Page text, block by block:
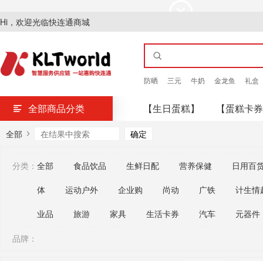
Hi，欢迎光临快连通商城
防晒 三元 牛奶 金龙鱼 礼盒
全部商品分类 【生日蛋糕】 【蛋糕卡
全部
分类： 全部 食品饮品 生鲜日配 营养保健 日用百
体 运动户外 企业购 尚动 广铁 计生情
业品 旅游 家具 生活卡券 汽车 元器件
品牌：